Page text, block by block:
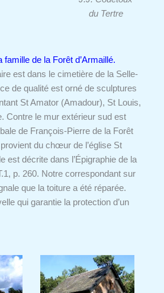
du Tertre
famille de la Forêt d’Armaillé.
est dans le cimetière de la Selle-
de qualité est orné de sculptures
St Amator (Amadour), St Louis,
Contre le mur extérieur sud est
de François-Pierre de la Forêt
du chœur de l’église St
est décrite dans l’Épigraphie de la
p. 260. Notre correspondant sur
que la toiture a été réparée.
qui garantie la protection d’un